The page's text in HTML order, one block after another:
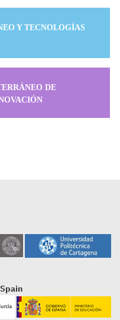
Y TECNOLOGÍAS
DE